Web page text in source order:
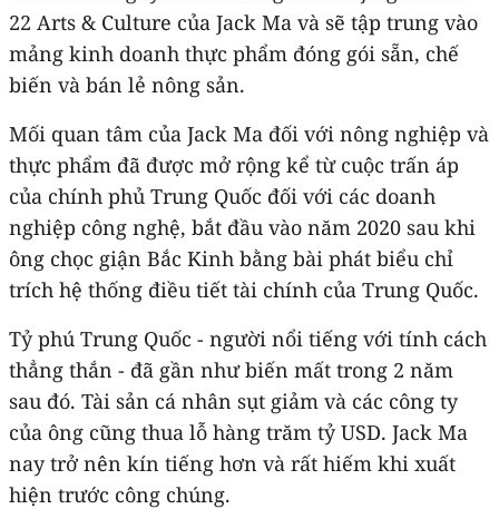
22 Arts & Culture của Jack Ma và sẽ tập trung vào
mảng kinh doanh thực phẩm đóng gói sẵn, chế
biến và bán lẻ nông sản.
Mối quan tâm của Jack Ma đối với nông nghiệp và
thực phẩm đã được mở rộng kể từ cuộc trấn áp
của chính phủ Trung Quốc đối với các doanh
nghiệp công nghệ, bắt đầu vào năm 2020 sau khi
ông chọc giận Bắc Kinh bằng bài phát biểu chỉ
trích hệ thống điều tiết tài chính của Trung Quốc.
Tỷ phú Trung Quốc - người nổi tiếng với tính cách
thẳng thắn - đã gần như biến mất trong 2 năm
sau đó. Tài sản cá nhân sụt giảm và các công ty
của ông cũng thua lỗ hàng trăm tỷ USD. Jack Ma
nay trở nên kín tiếng hơn và rất hiếm khi xuất
hiện trước công chúng.